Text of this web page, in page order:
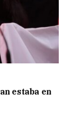
estaba en